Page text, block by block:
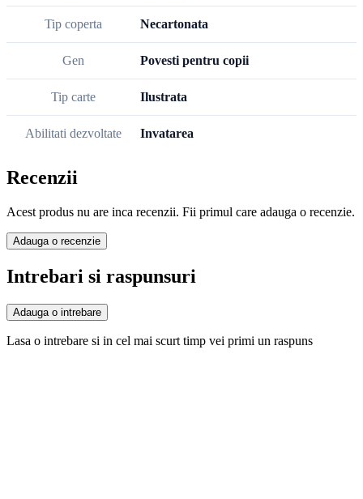
Tip coperta Necartonata
Gen Povesti pentru copii
Tip carte Ilustrata
Abilitati dezvoltate Invatarea
Recenzii
Acest produs nu are inca recenzii. Fii primul care adauga o recenzie.
Adauga o recenzie
Intrebari si raspunsuri
Adauga o intrebare
Lasa o intrebare si in cel mai scurt timp vei primi un raspuns